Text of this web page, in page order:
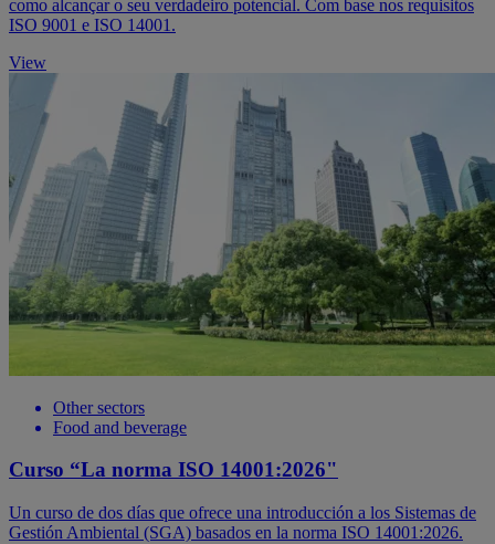
como alcançar o seu verdadeiro potencial. Com base nos requisitos
ISO 9001 e ISO 14001.
View
Other sectors
Food and beverage
Curso “La norma ISO 14001:2026"
Un curso de dos días que ofrece una introducción a los Sistemas de
Gestión Ambiental (SGA) basados en la norma ISO 14001:2026.